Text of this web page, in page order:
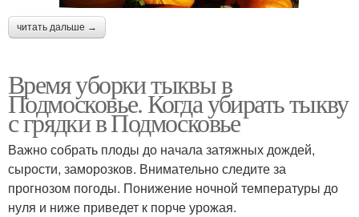
читать дальше →
Время уборки тыквы в
Подмосковье. Когда убирать тыкву
с грядки в Подмосковье
Важно собрать плоды до начала затяжных дождей,
сырости, заморозков. Внимательно следите за
прогнозом погоды. Понижение ночной температуры до
нуля и ниже приведет к порче урожая.